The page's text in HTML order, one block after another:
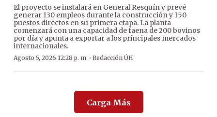
El proyecto se instalará en General Resquín y prevé
generar 130 empleos durante la construcción y 150
puestos directos en su primera etapa. La planta
comenzará con una capacidad de faena de 200 bovinos
por día y apunta a exportar a los principales mercados
internacionales.
Agosto 5, 2026 12:28 p. m. · Redacción ÚH
Carga Más